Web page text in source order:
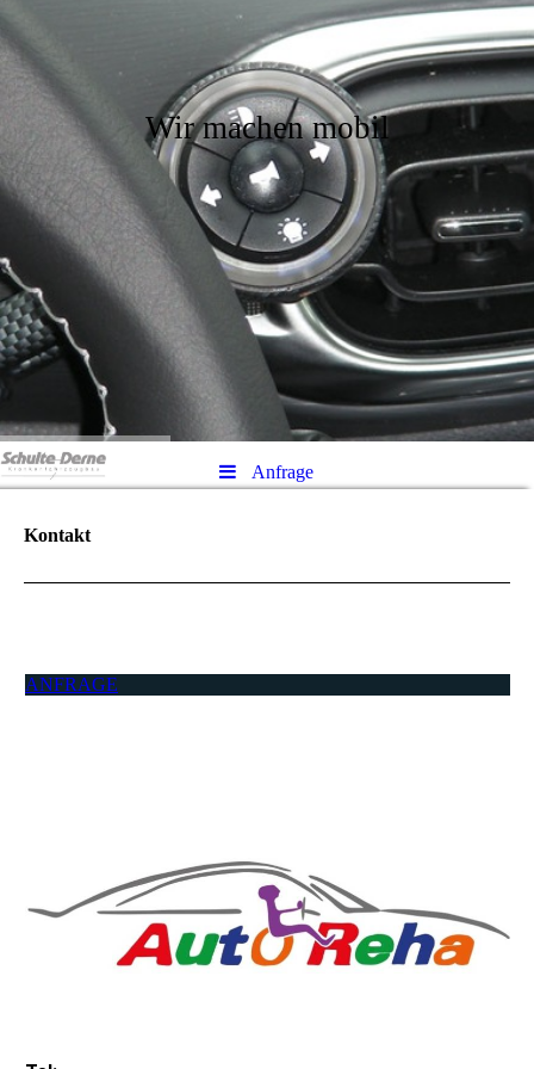
Wir machen mobil
Anfrage
Kontakt
ANFRAGE